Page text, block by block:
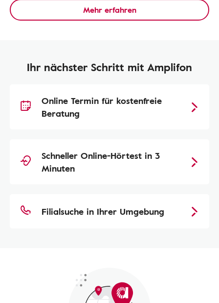
Mehr erfahren
Ihr nächster Schritt mit Amplifon
Online Termin für kostenfreie
Beratung
Schneller Online-Hörtest in 3
Minuten
Filialsuche in Ihrer Umgebung